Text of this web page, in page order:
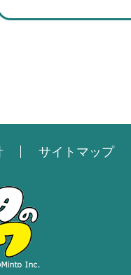
サイトマップ